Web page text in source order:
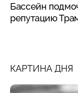
Бассейн
репутацию
КАРТИНА ДНЯ